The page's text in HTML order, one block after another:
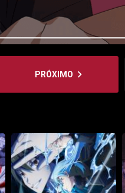
PRÓXIMO navigate_next